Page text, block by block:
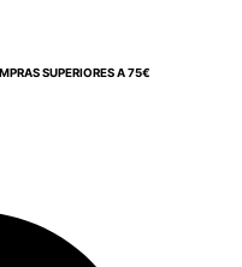
SUPERIORES A 75€